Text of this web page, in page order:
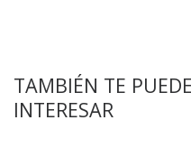
TAMBIÉN TE PUEDE
INTERESAR